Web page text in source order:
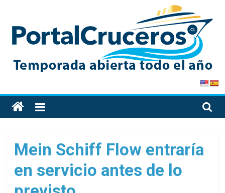
content
PortalCruceros
Toda
la
de
cruceros
en
Mein Schiff Flow entraría
en servicio antes de lo